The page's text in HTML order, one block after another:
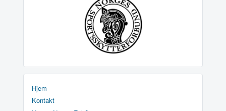
Hjem
Kontakt